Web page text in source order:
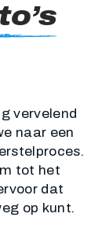
vervelend
naar een
tot het
dat
op kunt.